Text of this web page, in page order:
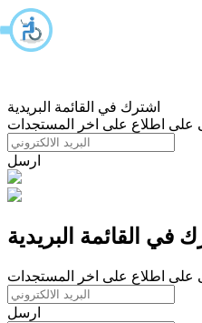
اشترك في القائمة البريدية
على اطلاع على اخر المستجدات
ارسل
في القائمة البريدية
على اطلاع على اخر المستجدات
ارسل